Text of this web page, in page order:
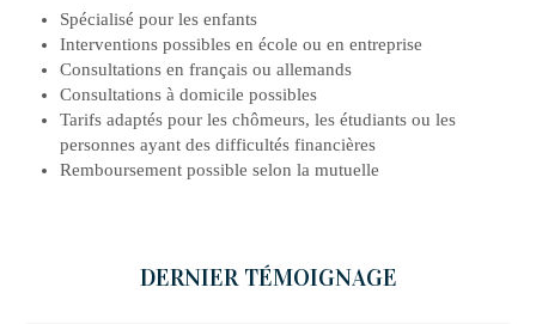
Spécialisé pour les enfants
Interventions possibles en école ou en entreprise
Consultations en français ou allemands
Consultations à domicile possibles
Tarifs adaptés pour les chômeurs, les étudiants ou les
personnes ayant des difficultés financières
Remboursement possible selon la mutuelle
DERNIER TÉMOIGNAGE